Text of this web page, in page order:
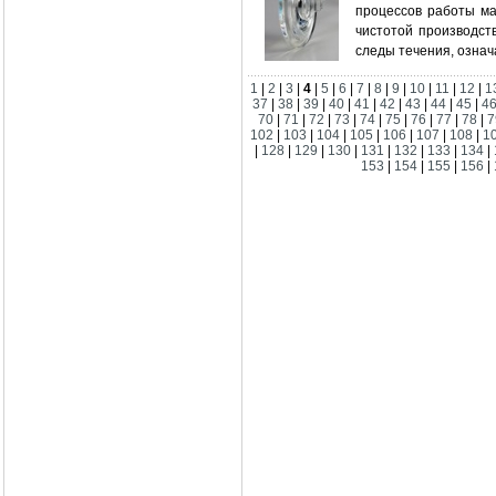
процессов работы
чистотой
следы течения,
1 2 3 4 5 6 7 8 9 10 11 12
37
|38 |39 |40 |41 |42 |43 |44 |45 |
70
71 72 73 74 75 76 77 78
102
103 104 105 106 107 108
128 129 130 131 132 133 134
153
154 155 156